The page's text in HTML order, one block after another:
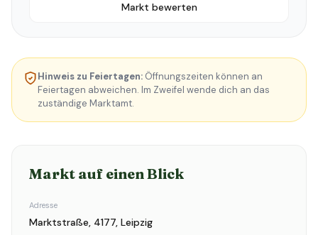
Markt bewerten
Hinweis zu Feiertagen: Öffnungszeiten können an
Feiertagen abweichen. Im Zweifel wende dich an das
zuständige Marktamt.
Markt auf einen Blick
Adresse
Marktstraße, 4177, Leipzig